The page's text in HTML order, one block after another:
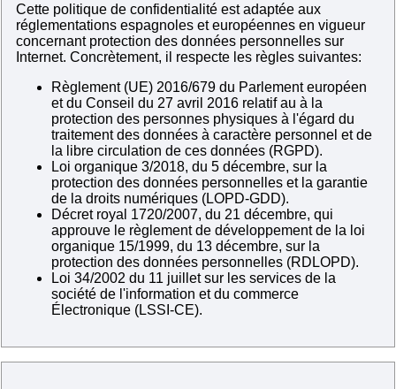
Cette politique de confidentialité est adaptée aux
réglementations espagnoles et européennes en vigueur
concernant protection des données personnelles sur
Internet. Concrètement, il respecte les règles suivantes:
Règlement (UE) 2016/679 du Parlement européen
et du Conseil du 27 avril 2016 relatif au à la
protection des personnes physiques à l'égard du
traitement des données à caractère personnel et de
la libre circulation de ces données (RGPD).
Loi organique 3/2018, du 5 décembre, sur la
protection des données personnelles et la garantie
de la droits numériques (LOPD-GDD).
Décret royal 1720/2007, du 21 décembre, qui
approuve le règlement de développement de la loi
organique 15/1999, du 13 décembre, sur la
protection des données personnelles (RDLOPD).
Loi 34/2002 du 11 juillet sur les services de la
société de l'information et du commerce
Électronique (LSSI-CE).